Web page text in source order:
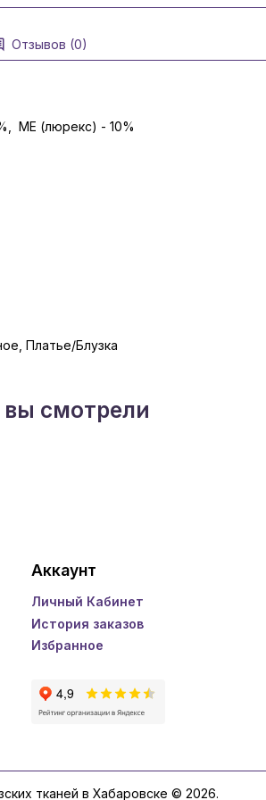
Отзывов (0)
ME (люрекс) - 10%
Платье/Блузка
смотрели
Аккаунт
Личный Кабинет
История заказов
Избранное
тканей в Хабаровске © 2026.